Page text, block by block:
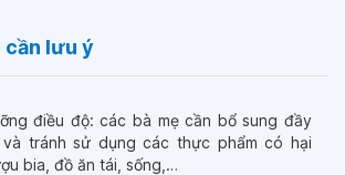
cần lưu ý
điều độ: các bà mẹ cần bổ sung đầy
tránh sử dụng các thực phẩm có hại
bia, đồ ăn tái, sống,…